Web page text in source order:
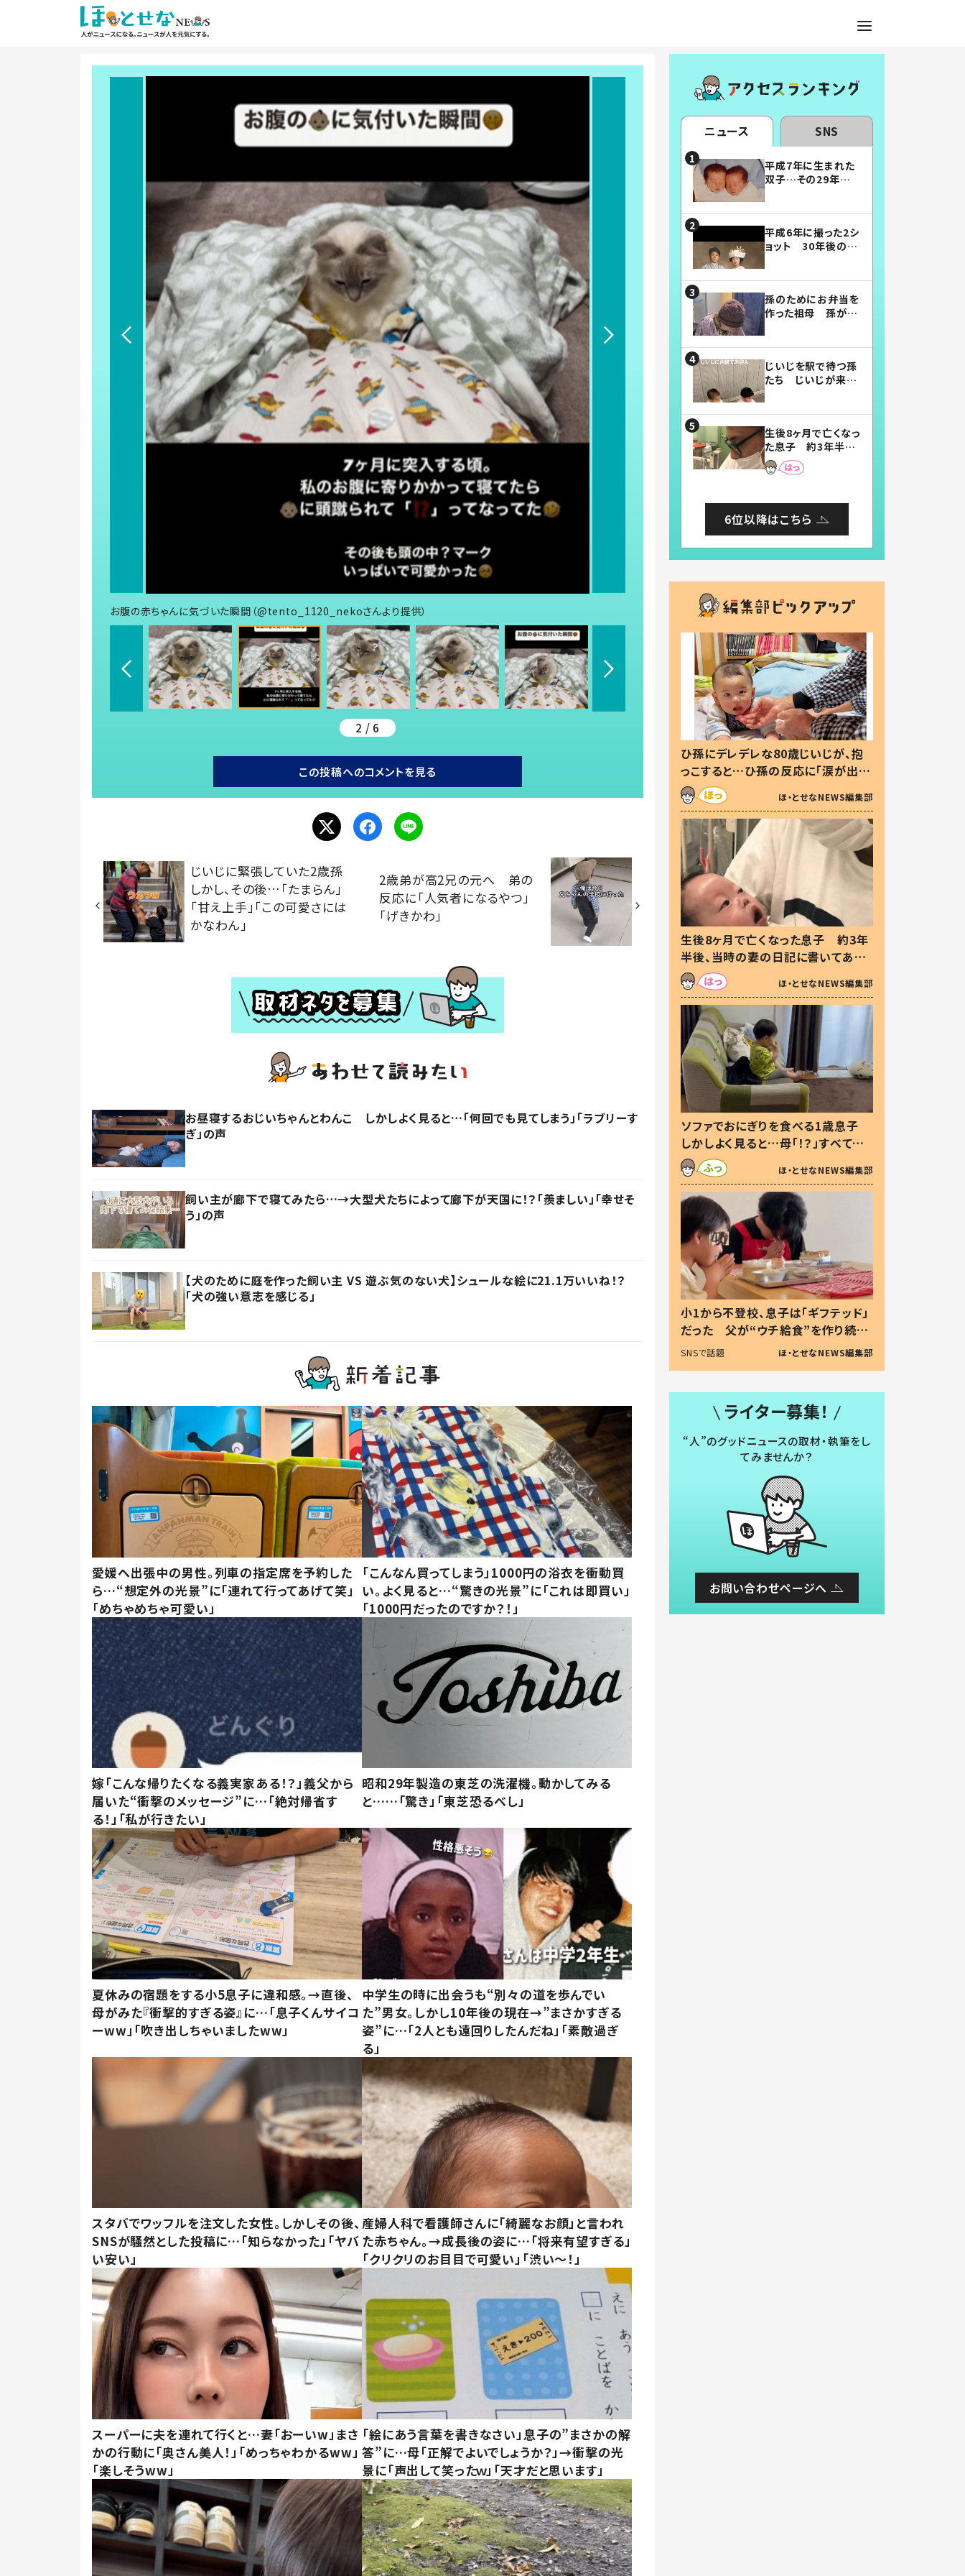
お腹の赤ちゃんに気づいた瞬間（@tento_1120_nekoさんより提供）
2 / 6
この投稿へのコメントを見る
じいじに緊張していた2歳孫
しかし、その後…「たまらん」
「甘え上手」「この可愛さには
かなわん」
2歳弟が高2兄の元へ 弟の
反応に「人気者になるやつ」
「げきかわ」
お昼寝するおじいちゃんとわんこ しかしよく見ると…「何回でも見てしまう」「ラブリーす
ぎ」の声
飼い主が廊下で寝てみたら…→大型犬たちによって廊下が天国に！？「羨ましい」「幸せそ
う」の声
【犬のために庭を作った飼い主 VS 遊ぶ気のない犬】シュールな絵に21.1万いいね！？
「犬の強い意志を感じる」
愛媛へ出張中の男性。列車の指定席を予約した
ら…“想定外の光景”に「連れて行ってあげて笑」
「めちゃめちゃ可愛い」
「こんなん買ってしまう」1000円の浴衣を衝動買
い。よく見ると…“驚きの光景”に「これは即買い」
「1000円だったのですか？！」
嫁「こんな帰りたくなる義実家ある！？」義父から
届いた“衝撃のメッセージ”に…「絶対帰省す
る！」「私が行きたい」
昭和29年製造の東芝の洗濯機。動かしてみる
と……「驚き」「東芝恐るべし」
夏休みの宿題をする小5息子に違和感。→直後、
母がみた『衝撃的すぎる姿』に…「息子くんサイコ
ーww」「吹き出しちゃいましたww」
中学生の時に出会うも“別々の道を歩んでい
た”男女。しかし10年後の現在→”まさかすぎる
姿”に…「2人とも遠回りしたんだね」「素敵過ぎ
る」
スタバでワッフルを注文した女性。しかしその後、
SNSが騒然とした投稿に…「知らなかった」「ヤバ
い安い」
産婦人科で看護師さんに「綺麗なお顔」と言われ
た赤ちゃん。→成長後の姿に…「将来有望すぎる」
「クリクリのお目目で可愛い」「渋い～！」
スーパーに夫を連れて行くと…妻「おーいw」まさ
かの行動に「奥さん美人！」「めっちゃわかるww」
「楽しそうww」
「絵にあう言葉を書きなさい」息子の”まさかの解
答”に…母「正解でよいでしょうか？」→衝撃の光
景に「声出して笑ったｗ」「天才だと思います」
ニュース SNS
平成7年に生まれた
双子…その29年後
平成6年に撮った2シ
ョット 30年後の姿
孫のためにお弁当を
作った祖母 孫が絶
じいじを駅で待つ孫
たち じいじが来た
まらない」「幸せにな
れる」
生後8ヶ月で亡くなっ
た息子 約3年半
後、当時の妻の日記
に書いてあった本音
6位以降はこちら
ひ孫にデレデレな80歳じいじが、抱
っこすると…ひ孫の反応に「涙が出ま
した」「可愛くて仕方ない」
ほ・とせなNEWS編集部
生後8ヶ月で亡くなった息子 約3年
半後、当時の妻の日記に書いてあっ
た本音とは
ほ・とせなNEWS編集部
ソファでおにぎりを食べる1歳息子
しかしよく見ると…母「！？」すべてを
察した母の投稿に「可愛いから許
す！」「現行犯〜」
ほ・とせなNEWS編集部
小1から不登校、息子は「ギフテッド」
だった 父が“ウチ給食”を作り続け
る理由とは #令和の親 #令和の子
SNSで話題 ほ・とせなNEWS編集部
ライター募集！
“人”のグッドニュースの取材・執筆をし
てみませんか？
お問い合わせページへ